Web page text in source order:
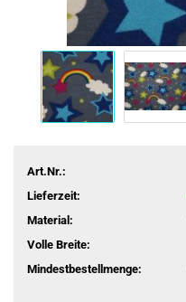
Art.Nr.:
Lieferzeit:
Material:
Volle Breite:
Mindestbestellmenge: